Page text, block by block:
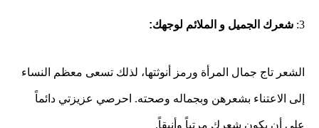
3: شعرك الجميل و الملائم لوجهك:
الشعر تاج جمال المرأة ورمز أنوثتها، لذلك تسعى معظم النساء
إلى الاعتناء بشعرهن وبجماله وصحته. احرصي عزيزتي دائماً
على أن يكون شعرك مرتباً وأنيقاً.